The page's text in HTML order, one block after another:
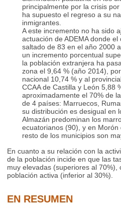
principalmente por la crisis
ha supuesto el regreso a su
inmigrantes.
A este incremento no ha sido
actuación de ADEMA donde
saltado de 83 en el año 2000
un incremento porcentual
la población extranjera ha
zona el 9,64 % (año 2014),
nacional 10,74 % y al
CCAA de Castilla y León 5,88
aproximadamente el 70% de
de 4 países: Marruecos,
su distribución es desigual en
Almazán predominan los
ecuatorianos (90), y en
resto de los municipios son
En cuanto a su relación con la
de la población incide en que las
muy elevadas (superiores al 70%),
población activa (inferior al 30%).
EN RESUMEN